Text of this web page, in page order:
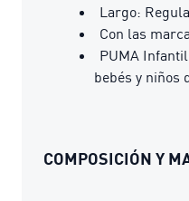
Largo:
Con las
PUMA
bebés y niños
COMPOSICIÓN Y